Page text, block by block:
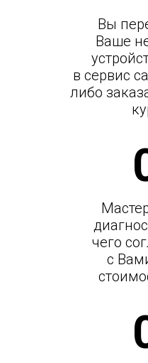
Вы
Ваше
в сервис
либо
чего
с